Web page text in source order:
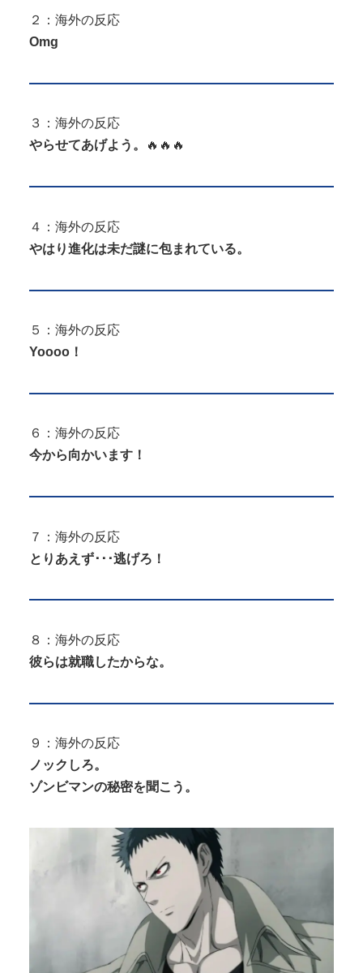
２：海外の反応
Omg
３：海外の反応
やらせてあげよう。
🔥🔥🔥
４：海外の反応
やはり進化は未だ謎に包まれている。
５：海外の反応
Yoooo！
６：海外の反応
今から向かいます！
７：海外の反応
とりあえず･･･逃げろ！
８：海外の反応
彼らは就職したからな。
９：海外の反応
ノックしろ。
ゾンビマンの秘密を聞こう。